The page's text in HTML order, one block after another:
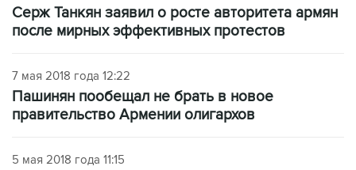
Серж Танкян заявил о росте авторитета армян
после мирных эффективных протестов
7 мая 2018 года 12:22
Пашинян пообещал не брать в новое
правительство Армении олигархов
5 мая 2018 года 11:15